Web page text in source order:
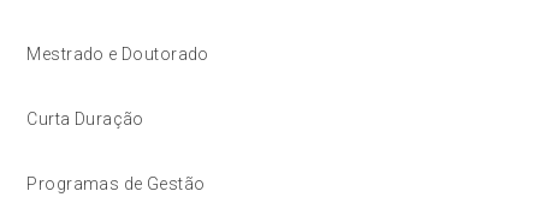
Mestrado e Doutorado
Curta Duração
Programas de Gestão